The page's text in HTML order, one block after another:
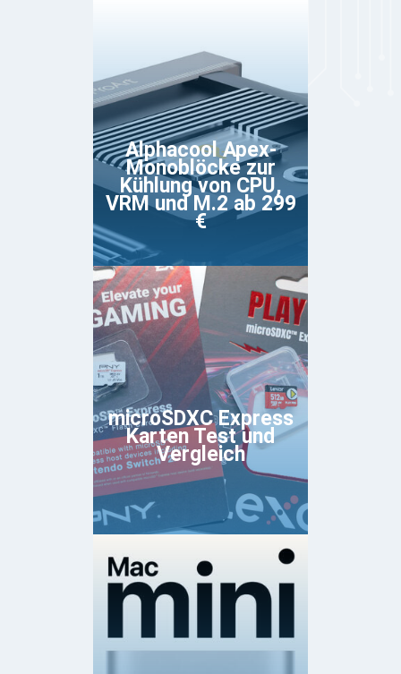
Alphacool Apex-
Monoblöcke zur
Kühlung von CPU,
VRM und M.2 ab 299
€
microSDXC Express
Karten Test und
Vergleich